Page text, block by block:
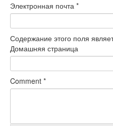
Электронная почта *
Содержание этого поля
Домашняя страница
Comment *